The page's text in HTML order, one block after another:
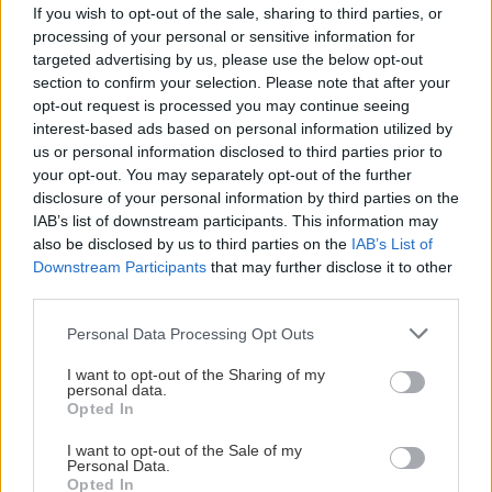
If you wish to opt-out of the sale, sharing to third parties, or
processing of your personal or sensitive information for
targeted advertising by us, please use the below opt-out
section to confirm your selection. Please note that after your
opt-out request is processed you may continue seeing
interest-based ads based on personal information utilized by
us or personal information disclosed to third parties prior to
your opt-out. You may separately opt-out of the further
disclosure of your personal information by third parties on the
IAB’s list of downstream participants. This information may
also be disclosed by us to third parties on the IAB’s List of
Downstream Participants that may further disclose it to other
Please note that this website/app uses one or more Google
not limited to your visit or usage behaviour. You may click to
grant or deny consent to Google and its third-party tags to
use your data for below specified purposes in below Google
consent section.
Personal Data Processing Opt Outs
I want to opt-out of the Sharing of my
personal data.
Opted In
I want to opt-out of the Sale of my
Personal Data.
Opted In
Η συνταγή παραμένει ίδια, με αφράτη ζύμη και
πλούσιο τυρί, ενώ ο κατάλογος έχει εξελιχθεί
ώστε να καλύπτει όλα τα γούστα. Από το κλασικό
πεϊνιρλί με κασέρι και βούτυρο, μέχρι το
εντυπωσιακό special με παστουρμά, σουτζούκι,
ζαμπόν, μπέικον, λουκάνικο, αυγό και κιμά, κάθε
εκδοχή έχει τους δικούς της φανατικούς. Για πιο
ιδιαίτερες επιλογές ξεχωρίζει το πεϊνιρλί
καβουρμάς, με κιμά και κρεμμύδι, αλλά και οι
παραδοσιακές γεύσεις με παστουρμά ή σουτζούκι.
καθώς και πίτσα σε διαφορετικές εκδοχές.
Εκτός όμως από τα ζυμάρια, ο Τεχλικίδης
παραμένει πιστός και στην ελληνική κουζίνα με